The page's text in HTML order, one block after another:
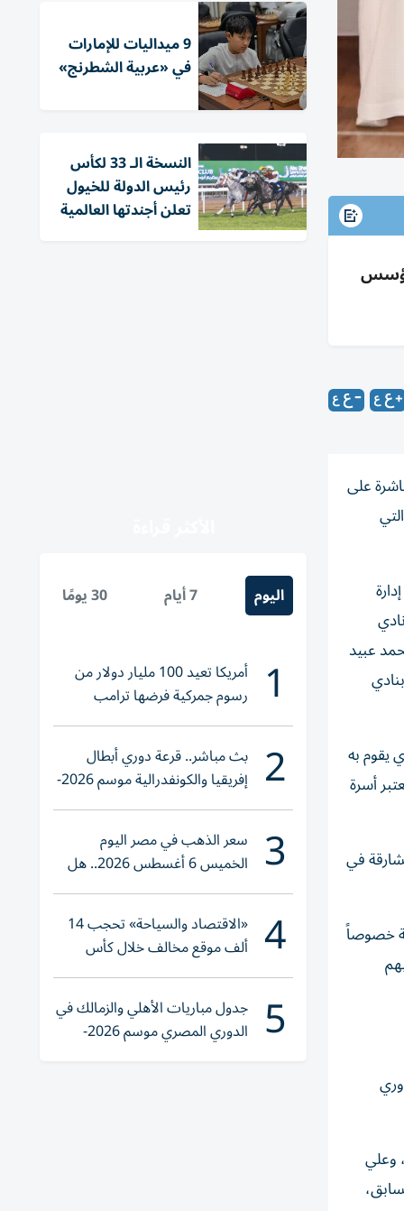
مع تكريم الجيل المؤسس
لدوري الرجال للموسم الرياضي 2025-2026، للمرة العاشرة على
17، في المباراة التي
عبيد
يقوم به
أسرة
في
خصوصاً
وتابع: شهدت مراسم التتويج، تكريم عبدالله محمد أحمد، أول قائد (كابتن) لفريق رجال الشارقة، في الموسم الرياضي 1976-1977، وعلي
9 ميداليات للإمارات
في «عربية الشطرنج»
النسخة الـ 33 لكأس
رئيس الدولة للخيول
تعلن أجندتها العالمية
اليوم 7 أيام 30 يومًا
1 أمريكا تعيد 100 مليار دولار من
رسوم جمركية فرضها ترامب
2 بث مباشر.. قرعة دوري أبطال
إفريقيا والكونفدرالية موسم 2026-
2027
3 سعر الذهب في مصر اليوم
الخميس 6 أغسطس 2026.. هل
تنوي الشراء؟
4 «الاقتصاد والسياحة» تحجب 14
ألف موقع مخالف خلال كأس
العالم 2026
5 جدول مباريات الأهلي والزمالك في
الدوري المصري موسم 2026-